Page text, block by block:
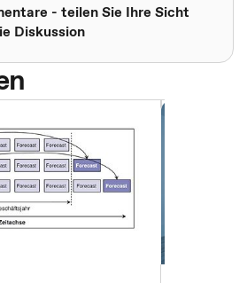
- teilen Sie Ihre Sicht
Diskussion